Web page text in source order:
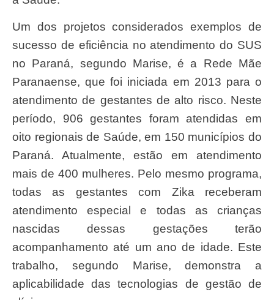
Um dos projetos considerados exemplos de
sucesso de eficiência no atendimento do SUS
no Paraná, segundo Marise, é a Rede Mãe
Paranaense, que foi iniciada em 2013 para o
atendimento de gestantes de alto risco. Neste
período, 906 gestantes foram atendidas em
oito regionais de Saúde, em 150 municípios do
Paraná. Atualmente, estão em atendimento
mais de 400 mulheres. Pelo mesmo programa,
todas as gestantes com Zika receberam
atendimento especial e todas as crianças
nascidas dessas gestações terão
acompanhamento até um ano de idade. Este
trabalho, segundo Marise, demonstra a
aplicabilidade das tecnologias de gestão de